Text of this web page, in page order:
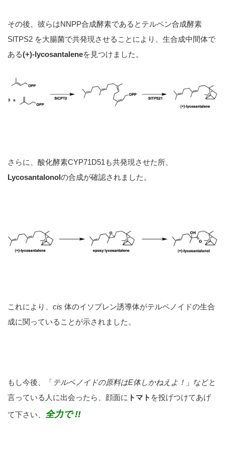
その後、彼らはNNPP合成酵素であるとテルペン合成酵素
SlTPS2 を大腸菌で共発現させることにより、生合成中間体で
ある(+)-lycosantaleneを見つけました。
さらに、酸化酵素CYP71D51も共発現させた所、
Lycosantalonolの合成が確認されました。
これにより、 cis 体のイソプレン誘導体がテルペノイドの生合
成に関っていることが示されました。
もし今後、「テルペノイドの原料はE体しかねえよ！ 」などと
言っている人に出会ったら、顔面に トマト を投げつけてあげ
て下さい、
全力で !!